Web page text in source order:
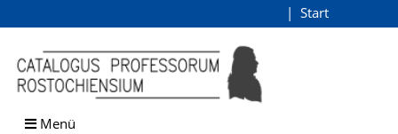
Browsen
direkt zum Inhalt
Start
Menü